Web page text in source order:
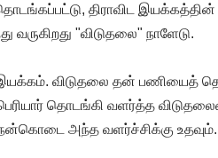
திராவிட
வருகிறது "விடுதலை" நாளேடு.
இயக்கம். விடுதலை தன் பணியைத்
தொடங்கி வளர்த்த
அந்த வளர்ச்சிக்கு உதவும்.